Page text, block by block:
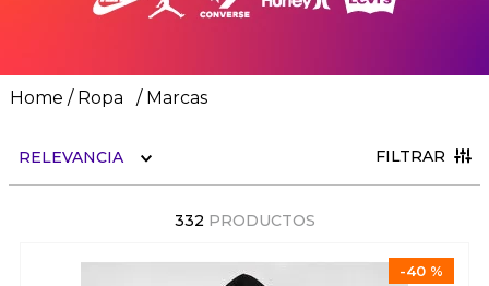
Ropa Marcas
RELEVANCIA FILTRAR
332 PRODUCTOS
-40 %